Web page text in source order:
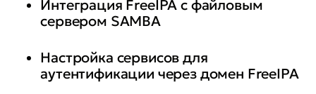
Интеграция FreeIPA c файловым
сервером SAMBA
Настройка сервисов для
аутентификации через домен FreeIPA